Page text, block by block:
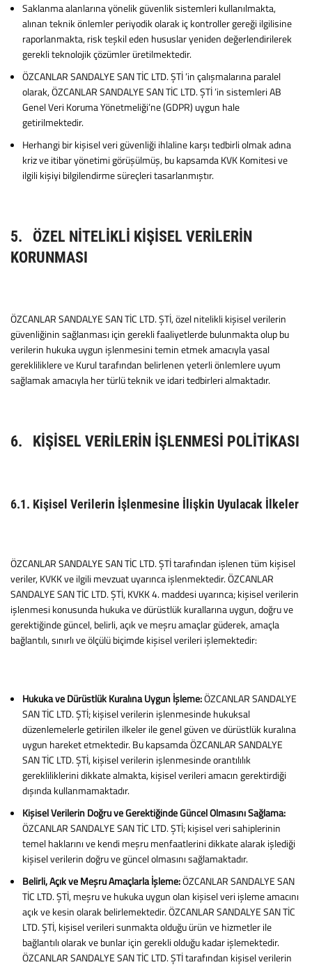
Saklanma alanlarına yönelik güvenlik sistemleri kullanılmakta,
alınan teknik önlemler periyodik olarak iç kontroller gereği ilgilisine
raporlanmakta, risk teşkil eden hususlar yeniden değerlendirilerek
gerekli teknolojik çözümler üretilmektedir.
ÖZCANLAR SANDALYE SAN TİC LTD. ŞTİ ’in çalışmalarına paralel
olarak, ÖZCANLAR SANDALYE SAN TİC LTD. ŞTİ ’in sistemleri AB
Genel Veri Koruma Yönetmeliği’ne (GDPR) uygun hale
getirilmektedir.
Herhangi bir kişisel veri güvenliği ihlaline karşı tedbirli olmak adına
kriz ve itibar yönetimi görüşülmüş, bu kapsamda KVK Komitesi ve
ilgili kişiyi bilgilendirme süreçleri tasarlanmıştır.
5. ÖZEL NİTELİKLİ KİŞİSEL VERİLERİN
KORUNMASI
ÖZCANLAR SANDALYE SAN TİC LTD. ŞTİ, özel nitelikli kişisel verilerin
güvenliğinin sağlanması için gerekli faaliyetlerde bulunmakta olup bu
verilerin hukuka uygun işlenmesini temin etmek amacıyla yasal
gerekliliklere ve Kurul tarafından belirlenen yeterli önlemlere uyum
sağlamak amacıyla her türlü teknik ve idari tedbirleri almaktadır.
6. KİŞİSEL VERİLERİN İŞLENMESİ POLİTİKASI
6.1. Kişisel Verilerin İşlenmesine İlişkin Uyulacak İlkeler
ÖZCANLAR SANDALYE SAN TİC LTD. ŞTİ tarafından işlenen tüm kişisel
veriler, KVKK ve ilgili mevzuat uyarınca işlenmektedir. ÖZCANLAR
SANDALYE SAN TİC LTD. ŞTİ, KVKK 4. maddesi uyarınca; kişisel verilerin
işlenmesi konusunda hukuka ve dürüstlük kurallarına uygun, doğru ve
gerektiğinde güncel, belirli, açık ve meşru amaçlar güderek, amaçla
bağlantılı, sınırlı ve ölçülü biçimde kişisel verileri işlemektedir:
Hukuka ve Dürüstlük Kuralına Uygun İşleme:ÖZCANLAR SANDALYE
SAN TİC LTD. ŞTİ; kişisel verilerin işlenmesinde hukuksal
düzenlemelerle getirilen ilkeler ile genel güven ve dürüstlük kuralına
uygun hareket etmektedir. Bu kapsamda ÖZCANLAR SANDALYE
SAN TİC LTD. ŞTİ, kişisel verilerin işlenmesinde orantılılık
gerekliliklerini dikkate almakta, kişisel verileri amacın gerektirdiği
dışında kullanmamaktadır.
Kişisel Verilerin Doğru ve Gerektiğinde Güncel Olmasını Sağlama:
ÖZCANLAR SANDALYE SAN TİC LTD. ŞTİ; kişisel veri sahiplerinin
temel haklarını ve kendi meşru menfaatlerini dikkate alarak işlediği
kişisel verilerin doğru ve güncel olmasını sağlamaktadır.
Belirli, Açık ve Meşru Amaçlarla İşleme:ÖZCANLAR SANDALYE SAN
TİC LTD. ŞTİ, meşru ve hukuka uygun olan kişisel veri işleme amacını
açık ve kesin olarak belirlemektedir. ÖZCANLAR SANDALYE SAN TİC
LTD. ŞTİ, kişisel verileri sunmakta olduğu ürün ve hizmetler ile
bağlantılı olarak ve bunlar için gerekli olduğu kadar işlemektedir.
ÖZCANLAR SANDALYE SAN TİC LTD. ŞTİ tarafından kişisel verilerin